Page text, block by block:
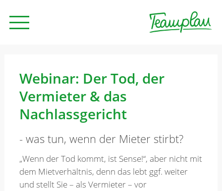
Beratung
Unternehmen
News
Webinar: Der Tod, der
Vermieter & das
Nachlassgericht
- was tun, wenn der Mieter stirbt?
„Wenn der Tod kommt, ist Sense!“, aber nicht mit
dem Mietverhältnis, denn das lebt ggf. weiter
und stellt Sie – als Vermieter – vor